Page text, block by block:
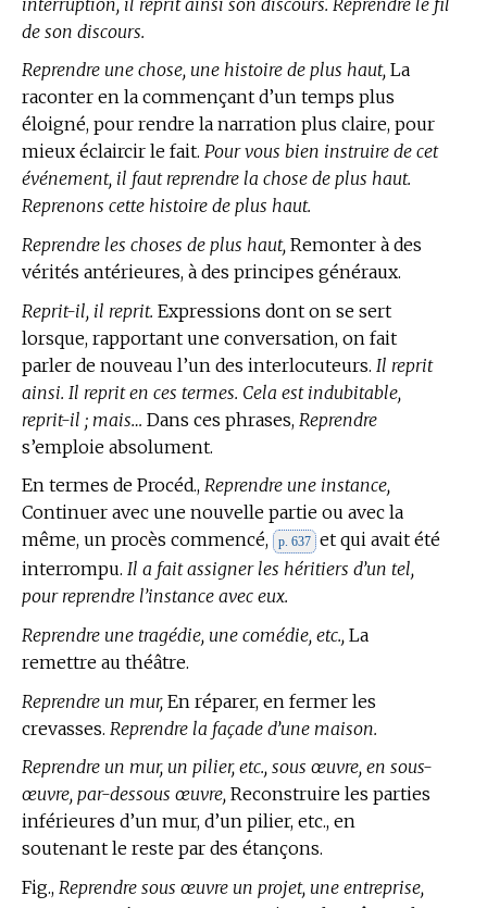
de son discours.
Reprendre une chose, une histoire de plus haut, La
raconter en la commençant d’un temps plus
éloigné, pour rendre la narration plus claire, pour
mieux éclaircir le fait. Pour vous bien instruire de cet
événement, il faut reprendre la chose de plus haut.
Reprenons cette histoire de plus haut.
Reprendre les choses de plus haut, Remonter à des
vérités antérieures, à des principes généraux.
Reprit-il, il reprit. Expressions dont on se sert
lorsque, rapportant une conversation, on fait
parler de nouveau l’un des interlocuteurs. Il reprit
ainsi. Il reprit en ces termes. Cela est indubitable,
reprit-il ; mais… Dans ces phrases, Reprendre
s’emploie absolument.
En termes de Procéd., Reprendre une instance,
Continuer avec une nouvelle partie ou avec la
même, un procès commencé,
p. 637 et qui avait été
interrompu. Il a fait assigner les héritiers d’un tel,
pour reprendre l’instance avec eux.
Reprendre une tragédie, une comédie, etc., La
remettre au théâtre.
Reprendre un mur, En réparer, en fermer les
crevasses. Reprendre la façade d’une maison.
Reprendre un mur, un pilier, etc., sous œuvre, en sous-
œuvre, par-dessous œuvre, Reconstruire les parties
inférieures d’un mur, d’un pilier, etc., en
soutenant le reste par des étançons.
Fig., Reprendre sous œuvre un projet, une entreprise,